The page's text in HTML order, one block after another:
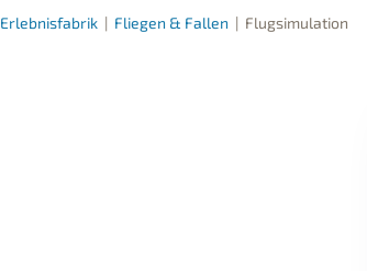
Erlebnisfabrik | Fliegen & Fallen | Flugsimulation